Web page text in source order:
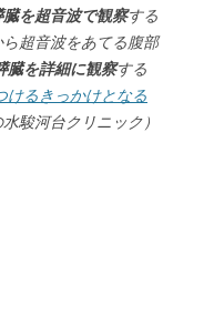
を超音波で観察する
超音波をあてる腹部
臓を詳細に観察する
けるきっかけとなる
駿河台クリニック）